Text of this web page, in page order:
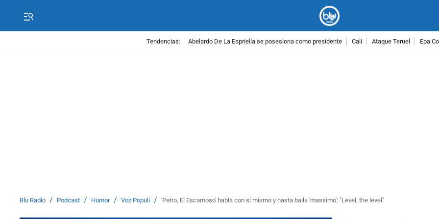
Tendencias: Abelardo De La Espriella se posesiona como presidente Cali Ataque Teruel Epa
Blu Radio / Podcast / Humor / Voz Populi / 'Petro, El Escamoso' habla con sí mismo y hasta baila 'massimo': "Level, the level"